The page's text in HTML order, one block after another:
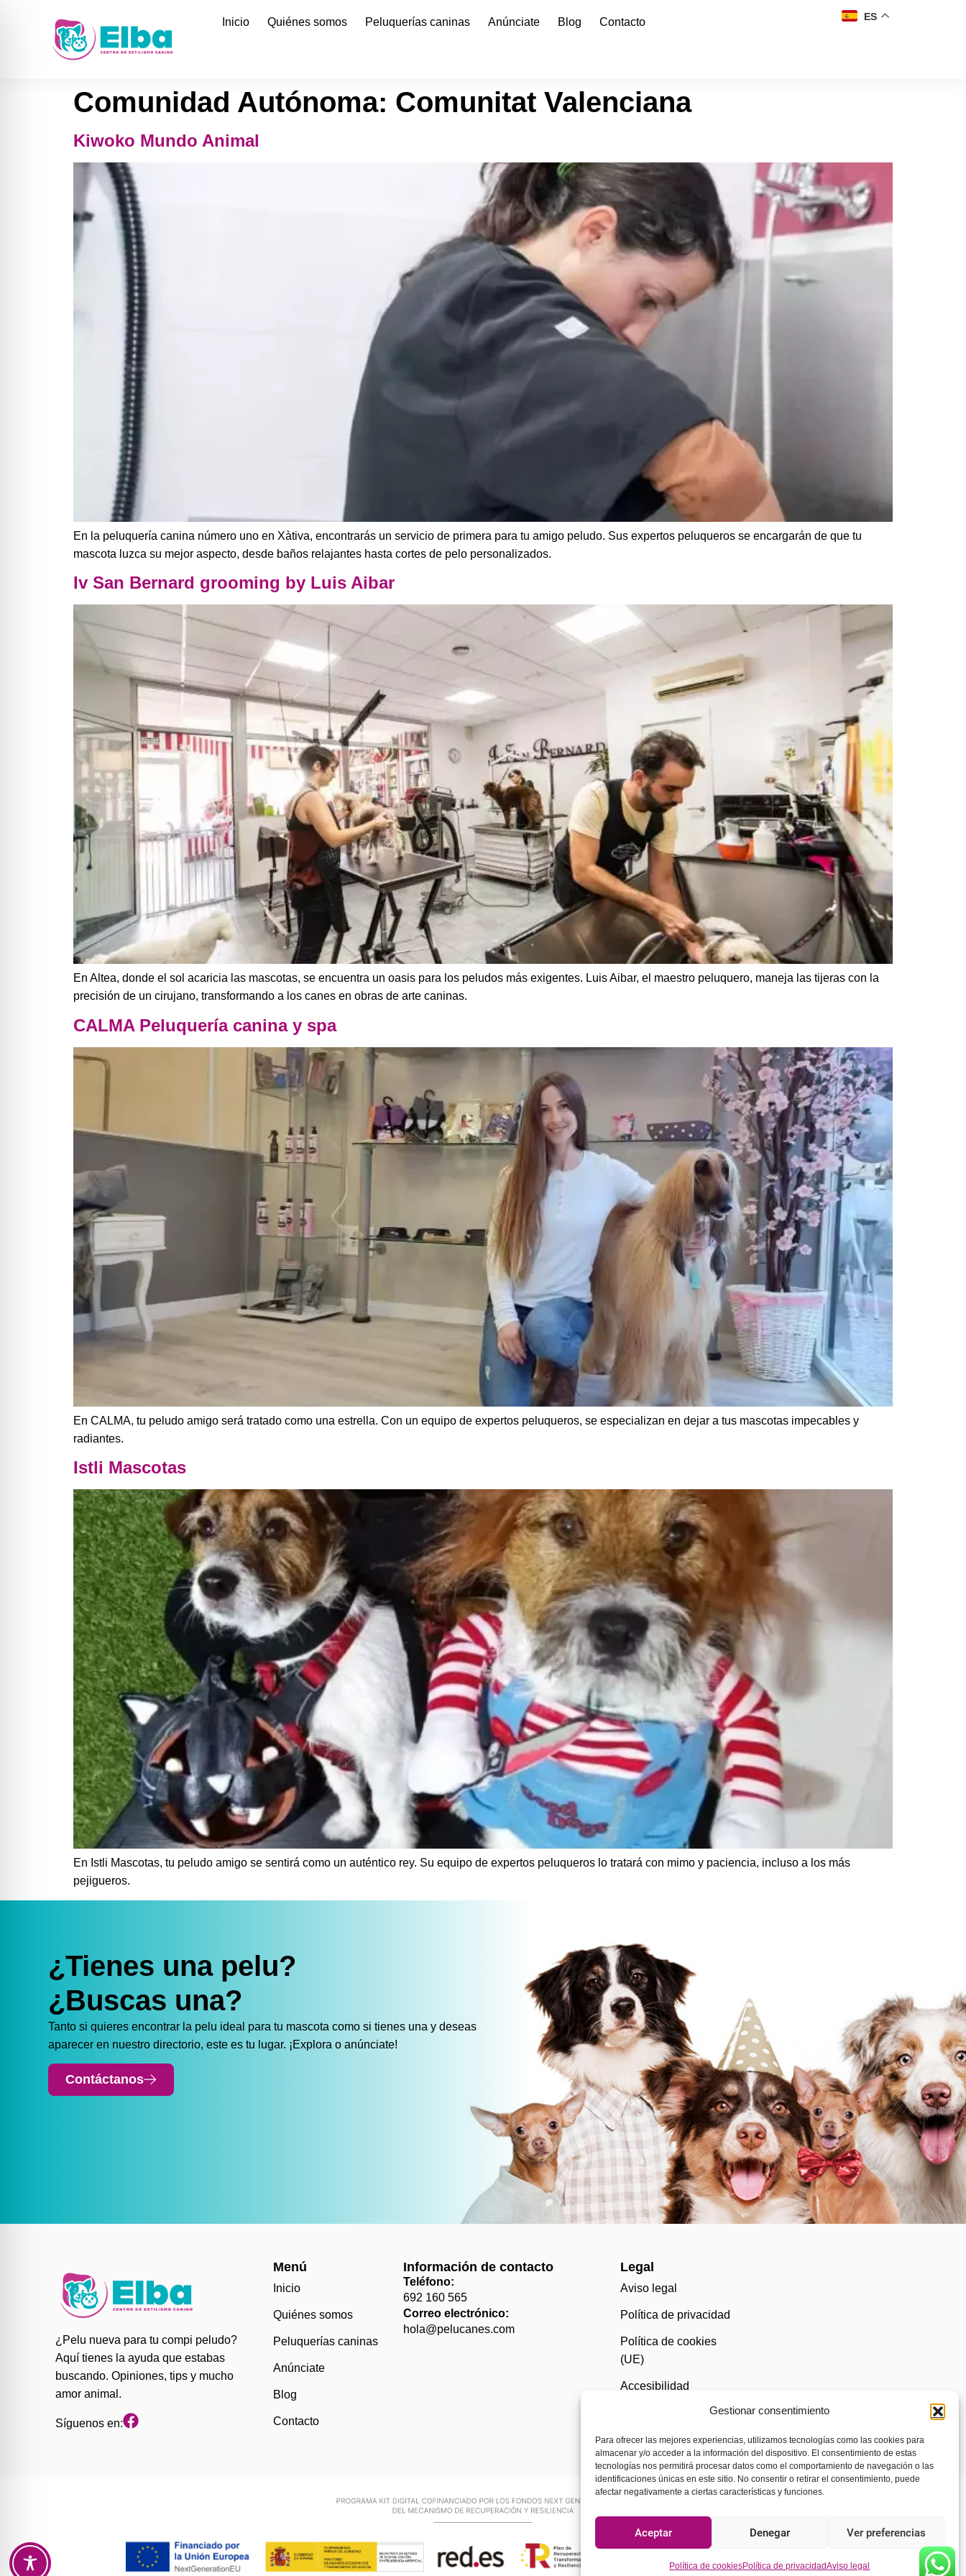
Gestionar consentimiento
Para ofrecer las mejores experiencias, utilizamos tecnologías como las cookies para
almacenar y/o acceder a la información del dispositivo. El consentimiento de estas
tecnologías nos permitirá procesar datos como el comportamiento de navegación o las
identificaciones únicas en este sitio. No consentir o retirar el consentimiento, puede
afectar negativamente a ciertas características y funciones.
Aceptar Denegar Ver preferencias
Política de cookiesPolítica de privacidadAviso legal
Inicio Quiénes somos Peluquerías caninas Anúnciate Blog Contacto ES
Comunidad Autónoma: Comunitat Valenciana
Kiwoko Mundo Animal
En la peluquería canina número uno en Xàtiva, encontrarás un servicio de primera para tu amigo peludo. Sus expertos peluqueros se encargarán de que tu
mascota luzca su mejor aspecto, desde baños relajantes hasta cortes de pelo personalizados.
Iv San Bernard grooming by Luis Aibar
En Altea, donde el sol acaricia las mascotas, se encuentra un oasis para los peludos más exigentes. Luis Aibar, el maestro peluquero, maneja las tijeras con la
precisión de un cirujano, transformando a los canes en obras de arte caninas.
CALMA Peluquería canina y spa
En CALMA, tu peludo amigo será tratado como una estrella. Con un equipo de expertos peluqueros, se especializan en dejar a tus mascotas impecables y
radiantes.
Istli Mascotas
En Istli Mascotas, tu peludo amigo se sentirá como un auténtico rey. Su equipo de expertos peluqueros lo tratará con mimo y paciencia, incluso a los más
pejigueros.
¿Tienes una pelu?
¿Buscas una?
Tanto si quieres encontrar la pelu ideal para tu mascota como si tienes una y deseas
aparecer en nuestro directorio, este es tu lugar. ¡Explora o anúnciate!
Contáctanos
¿Pelu nueva para tu compi peludo?
Aquí tienes la ayuda que estabas
buscando. Opiniones, tips y mucho
amor animal.
Síguenos en:
Menú
Inicio
Quiénes somos
Peluquerías caninas
Anúnciate
Blog
Contacto
Información de contacto
Teléfono:
692 160 565
Correo electrónico:
hola@pelucanes.com
Legal
Aviso legal
Política de privacidad
Política de cookies
(UE)
Accesibilidad